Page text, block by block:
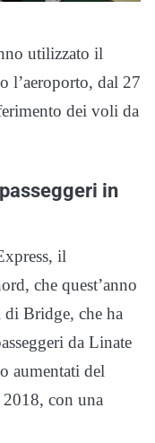
utilizzato il
l’aeroporto, dal 27
dei voli da
in
il
che quest’anno
Bridge, che ha
da Linate
aumentati del
con una